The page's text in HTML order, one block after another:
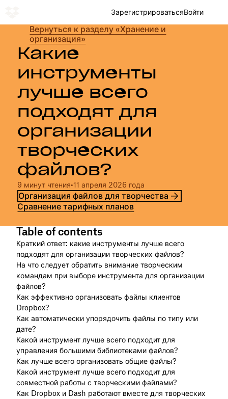
ЗарегистрироватьсяВойти
Вернуться к разделу «Хранение и
организация»
Какие
инструменты
лучше всего
подходят для
организации
творческих
файлов?
9 минут чтения•11 апреля 2026 года
Организация файлов для творчества
Сравнение тарифных планов
Table of contents
Краткий ответ: какие инструменты лучше всего
подходят для организации творческих файлов?
На что следует обратить внимание творческим
командам при выборе инструмента для организации
файлов?
Как эффективно организовать файлы клиентов
Dropbox?
Как автоматически упорядочить файлы по типу или
дате?
Какой инструмент лучше всего подходит для
управления большими библиотеками файлов?
Как лучше всего организовать общие файлы?
Какой инструмент лучше всего подходит для
совместной работы с творческими файлами?
Как Dropbox и Dash работают вместе для творческих